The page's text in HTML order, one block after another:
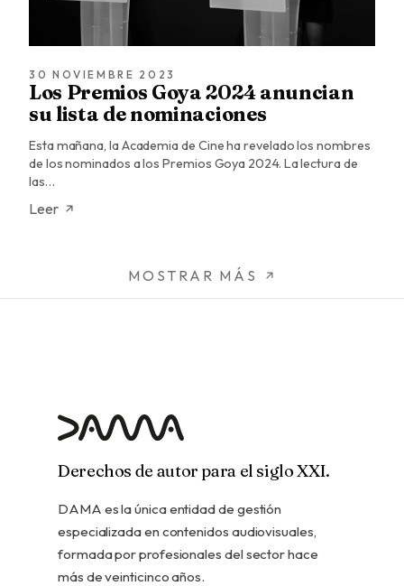
30 NOVIEMBRE 2023
Los Premios Goya 2024 anuncian
su lista de nominaciones
Esta mañana, la Academia de Cine ha revelado los nombres
de los nominados a los Premios Goya 2024. La lectura de
las…
Leer
MOSTRAR MÁS
Derechos de autor para el siglo XXI.
DAMA es la única entidad de gestión
especializada en contenidos audiovisuales,
formada por profesionales del sector hace
más de veinticinco años.